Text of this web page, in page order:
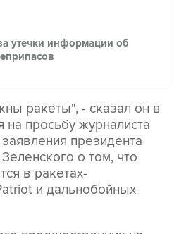
утечки информации об
ракеты", - сказал он в
просьбу журналиста
президента
о том, что
в ракетах-
и дальнобойных